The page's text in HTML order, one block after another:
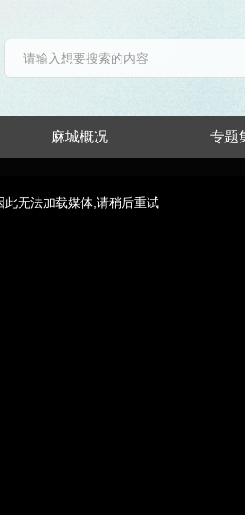
麻城概况 专题
无法加载媒体,请稍后重试